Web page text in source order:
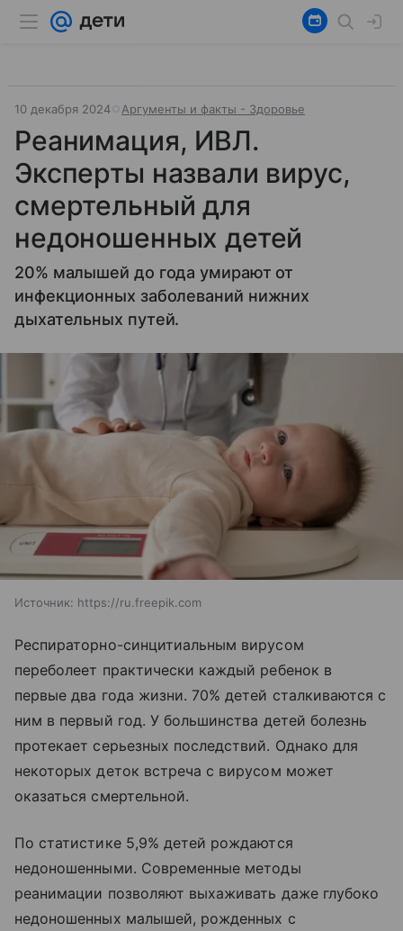
10 декабря 2024 Аргументы и факты - Здоровье
Реанимация, ИВЛ.
Эксперты назвали вирус,
смертельный для
недоношенных детей
20% малышей до года умирают от
инфекционных заболеваний нижних
дыхательных путей.
Источник: https://ru.freepik.com
Респираторно-синцитиальным вирусом
переболеет практически каждый ребенок в
первые два года жизни. 70% детей сталкиваются с
ним в первый год. У большинства детей болезнь
протекает серьезных последствий. Однако для
некоторых деток встреча с вирусом может
оказаться смертельной.
По статистике 5,9% детей рождаются
недоношенными. Современные методы
реанимации позволяют выхаживать даже глубоко
недоношенных малышей, рожденных с